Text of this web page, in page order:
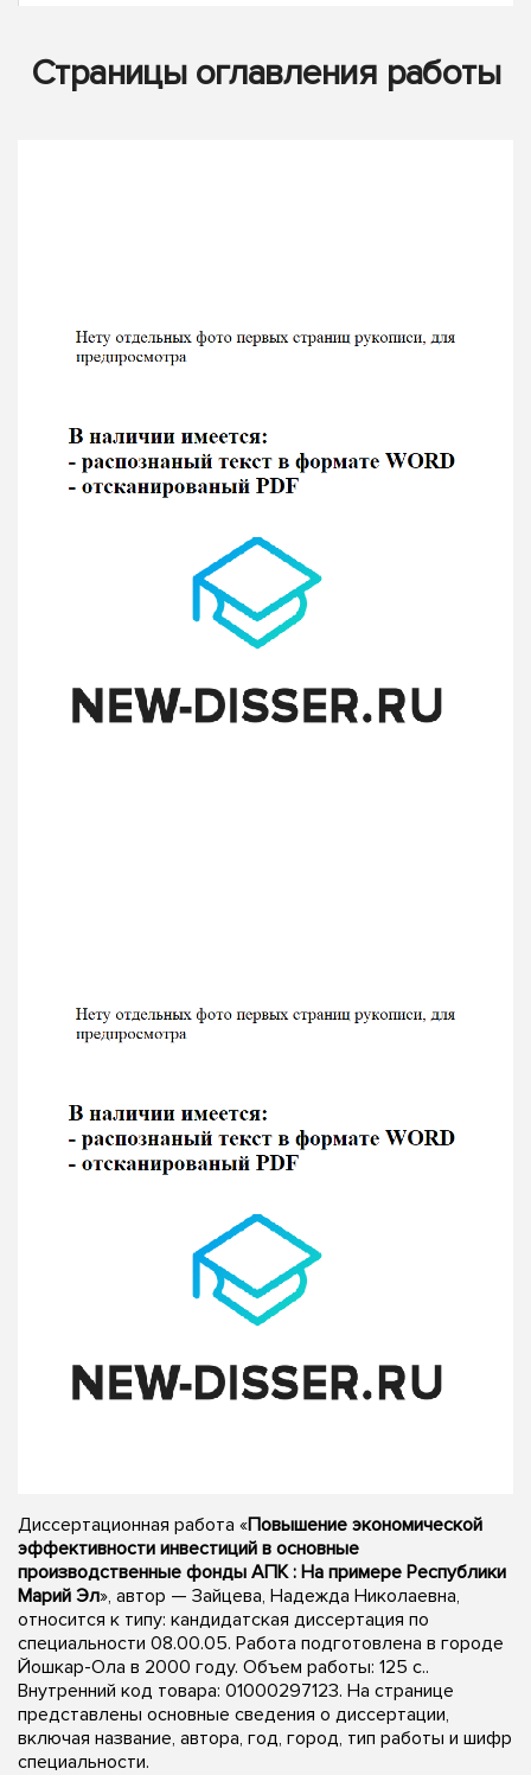
Страницы оглавления работы
Диссертационная работа «Повышение экономической
эффективности инвестиций в основные
производственные фонды АПК : На примере Республики
Марий Эл», автор — Зайцева, Надежда Николаевна,
относится к типу: кандидатская диссертация по
специальности 08.00.05. Работа подготовлена в городе
Йошкар-Ола в 2000 году. Объем работы: 125 с..
Внутренний код товара: 01000297123. На странице
представлены основные сведения о диссертации,
включая название, автора, год, город, тип работы и шифр
специальности.